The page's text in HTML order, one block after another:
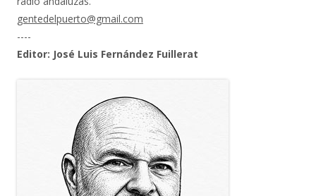
gentedelpuerto@gmail.com
----
Editor: José Luis Fernández Fuillerat